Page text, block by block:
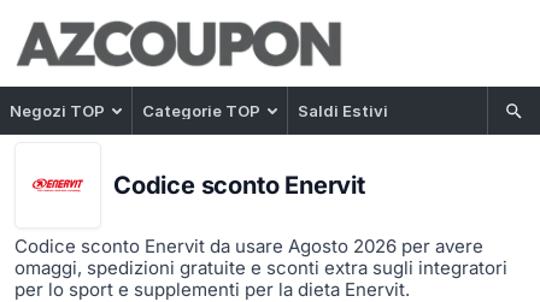
Negozi TOP Categorie TOP Saldi Estivi
Codice sconto Enervit
Codice sconto Enervit da usare Agosto 2026 per avere
omaggi, spedizioni gratuite e sconti extra sugli integratori
per lo sport e supplementi per la dieta Enervit.